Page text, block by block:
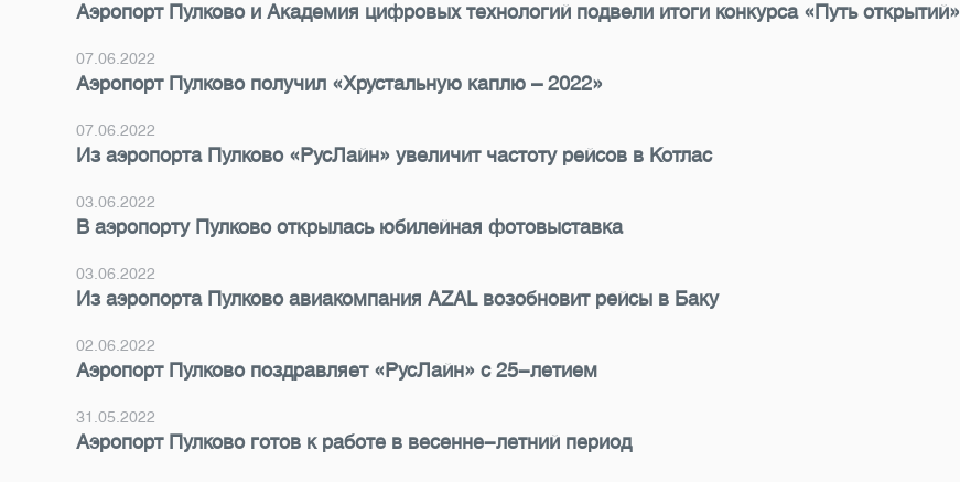
Аэропорт Пулково и Академия цифровых технологий подвели итоги конкурса «Путь открытий»
07.06.2022
Аэропорт Пулково получил «Хрустальную каплю – 2022»
07.06.2022
Из аэропорта Пулково «РусЛайн» увеличит частоту рейсов в Котлас
03.06.2022
В аэропорту Пулково открылась юбилейная фотовыставка
03.06.2022
Из аэропорта Пулково авиакомпания AZAL возобновит рейсы в Баку
02.06.2022
Аэропорт Пулково поздравляет «РусЛайн» с 25-летием
31.05.2022
Аэропорт Пулково готов к работе в весенне-летний период